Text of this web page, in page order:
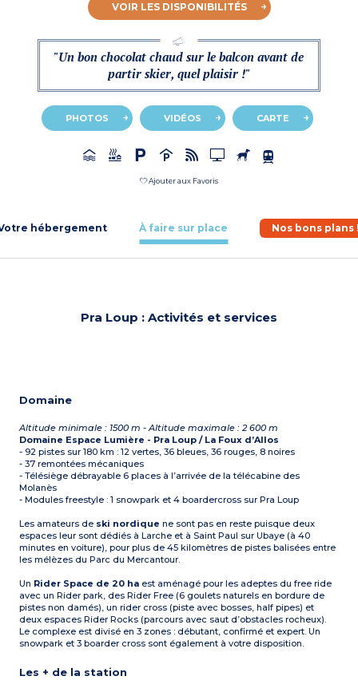
VOIR LES DISPONIBILITÉS
"Un bon chocolat chaud sur le balcon avant de
partir skier, quel plaisir !"
PHOTOS VIDÉOS CARTE
Ajouter aux Favoris
hébergement À faire sur place Nos bons plans
Pra Loup : Activités et services
Domaine
Altitude minimale : 1500 m - Altitude maximale : 2 600 m
Domaine Espace Lumière - Pra Loup / La Foux d’Allos
- 92 pistes sur 180 km : 12 vertes, 36 bleues, 36 rouges, 8 noires
- 37 remontées mécaniques
- Télésiège débrayable 6 places à l’arrivée de la télécabine des
Molanès
- Modules freestyle : 1 snowpark et 4 boardercross sur Pra Loup
Les amateurs de ski nordique ne sont pas en reste puisque deux
espaces leur sont dédiés à Larche et à Saint Paul sur Ubaye (à 40
minutes en voiture), pour plus de 45 kilomètres de pistes balisées entre
les mélèzes du Parc du Mercantour.
Un Rider Space de 20 ha est aménagé pour les adeptes du free ride
avec un Rider park, des Rider Free (6 goulets naturels en bordure de
pistes non damés), un rider cross (piste avec bosses, half pipes) et
deux espaces Rider Rocks (parcours avec saut d’obstacles rocheux).
Le complexe est divisé en 3 zones : débutant, confirmé et expert. Un
snowpark et 3 boarder cross sont également à votre disposition.
Les + de la station